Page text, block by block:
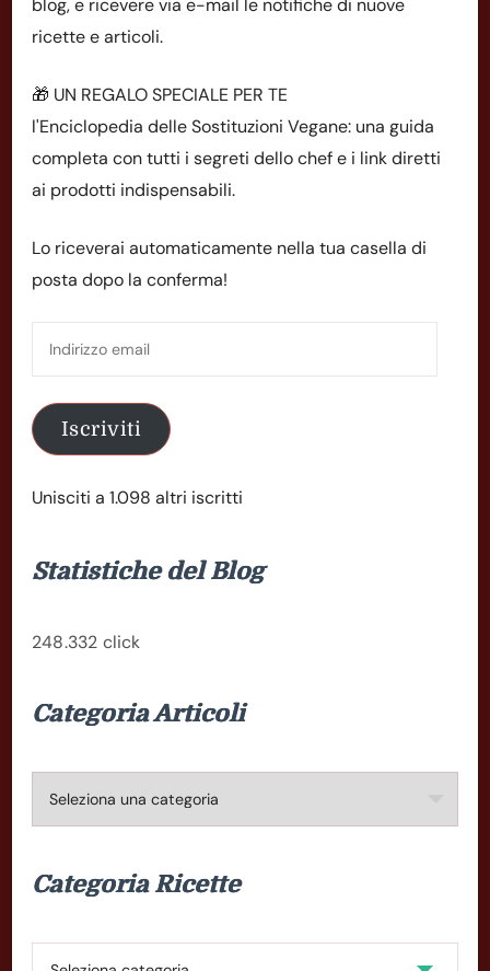
blog, e ricevere via e-mail le notifiche di nuove
ricette e articoli.
🎁 UN REGALO SPECIALE PER TE
l'Enciclopedia delle Sostituzioni Vegane: una guida
completa con tutti i segreti dello chef e i link diretti
ai prodotti indispensabili.
Lo riceverai automaticamente nella tua casella di
posta dopo la conferma!
Iscriviti
Unisciti a 1.098 altri iscritti
Statistiche del Blog
248.332 click
Categoria Articoli
Categoria Ricette